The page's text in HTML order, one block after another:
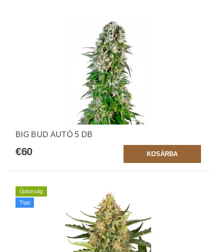
BIG BUD AUTÓ 5 DB
€60
Újdonság
Tipp